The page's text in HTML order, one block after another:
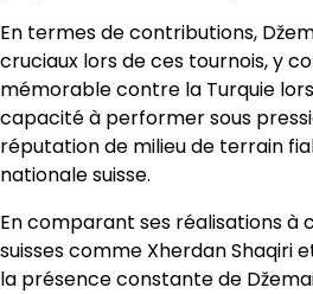
En termes de contributions,
cruciaux lors de ces tournois, y
mémorable contre la Turquie lors
capacité à performer sous
réputation de milieu de terrain
nationale suisse.
En comparant ses réalisations à
suisses comme Xherdan Shaqiri
la présence constante de